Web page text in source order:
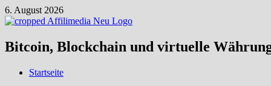
Zum
Inhalt
6. August 2026
Bitcoin, Blockchain und virtuelle
Startseite